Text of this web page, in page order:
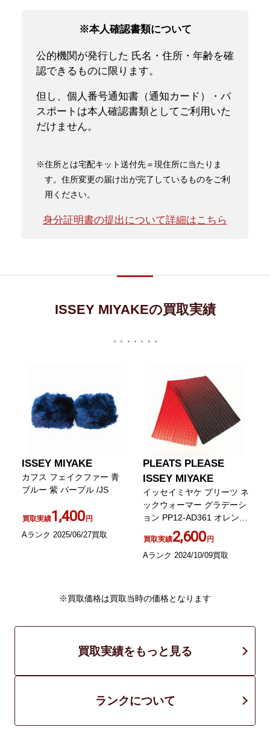
※本人確認書類について
公的機関が発行した 氏名・住所・年齢を確
認できるものに限ります。
但し、個人番号通知書（通知カード）・パ
スポートは本人確認書類としてご利用いた
だけません。
※住所とは宅配キット送付先＝現住所に当たりま
す。住所変更の届け出が完了しているものをご利
用ください。
身分証明書の提出について詳細はこちら
ISSEY MIYAKEの買取実績
ISSEY MIYAKE
カフス フェイクファー 青
ブルー 紫 パープル /JS
買取実績1,400円
Aランク 2025/06/27買取
PLEATS PLEASE
ISSEY MIYAKE
イッセイミヤケ プリーツ ネ
ックウォーマー グラデーシ
ョン PP12-AD361 オレンジ
ダークブラウン
買取実績2,600円
Aランク 2024/10/09買取
※買取価格は買取当時の価格となります
買取実績をもっと見る
ランクについて